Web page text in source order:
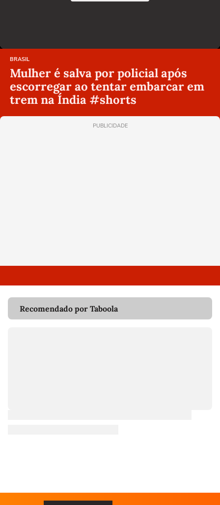
BRASIL
Mulher é salva por policial após
escorregar ao tentar embarcar em
trem na Índia #shorts
PUBLICIDADE
Recomendado por Taboola